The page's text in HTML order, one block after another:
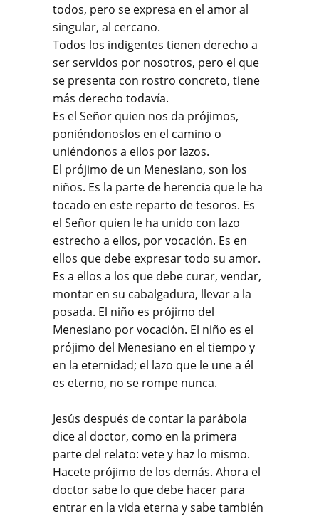
todos, pero se expresa en el amor al
singular, al cercano.
Todos los indigentes tienen derecho a
ser servidos por nosotros, pero el que
se presenta con rostro concreto, tiene
más derecho todavía.
Es el Señor quien nos da prójimos,
poniéndonoslos en el camino o
uniéndonos a ellos por lazos.
El prójimo de un Menesiano, son los
niños. Es la parte de herencia que le ha
tocado en este reparto de tesoros. Es
el Señor quien le ha unido con lazo
estrecho a ellos, por vocación. Es en
ellos que debe expresar todo su amor.
Es a ellos a los que debe curar, vendar,
montar en su cabalgadura, llevar a la
posada. El niño es prójimo del
Menesiano por vocación. El niño es el
prójimo del Menesiano en el tiempo y
en la eternidad; el lazo que le une a él
es eterno, no se rompe nunca.
Jesús después de contar la parábola
dice al doctor, como en la primera
parte del relato: vete y haz lo mismo.
Hacete prójimo de los demás. Ahora el
doctor sabe lo que debe hacer para
entrar en la vida eterna y sabe también